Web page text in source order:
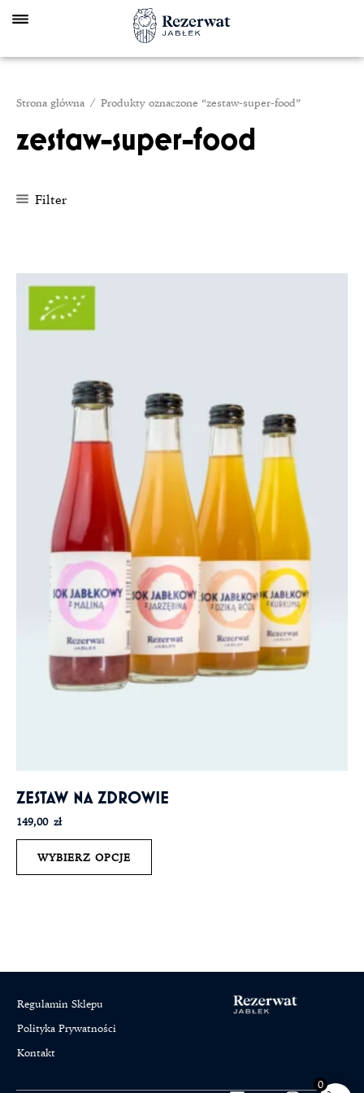
content
Strona główna / Produkty oznaczone “zestaw-super-food”
zestaw-super-food
Filter
ZESTAW NA ZDROWIE
149,00 zł
WYBIERZ OPCJE
Regulamin Sklepu
Polityka Prywatności
Kontakt
0